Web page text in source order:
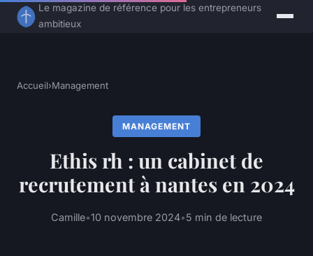
Le magazine de référence pour les entrepreneurs
ambitieux
Accueil›Management
MANAGEMENT
Ethis rh : un cabinet de
recrutement à nantes en 2024
Camille•10 novembre 2024•5 min de lecture